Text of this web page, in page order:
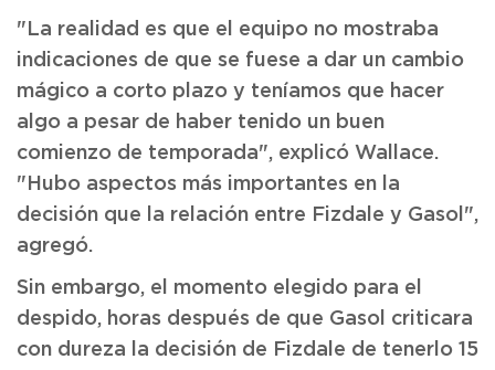
"La realidad es que el equipo no mostraba
indicaciones de que se fuese a dar un cambio
mágico a corto plazo y teníamos que hacer
algo a pesar de haber tenido un buen
comienzo de temporada", explicó Wallace.
"Hubo aspectos más importantes en la
decisión que la relación entre Fizdale y Gasol",
agregó.
Sin embargo, el momento elegido para el
despido, horas después de que Gasol criticara
con dureza la decisión de Fizdale de tenerlo 15